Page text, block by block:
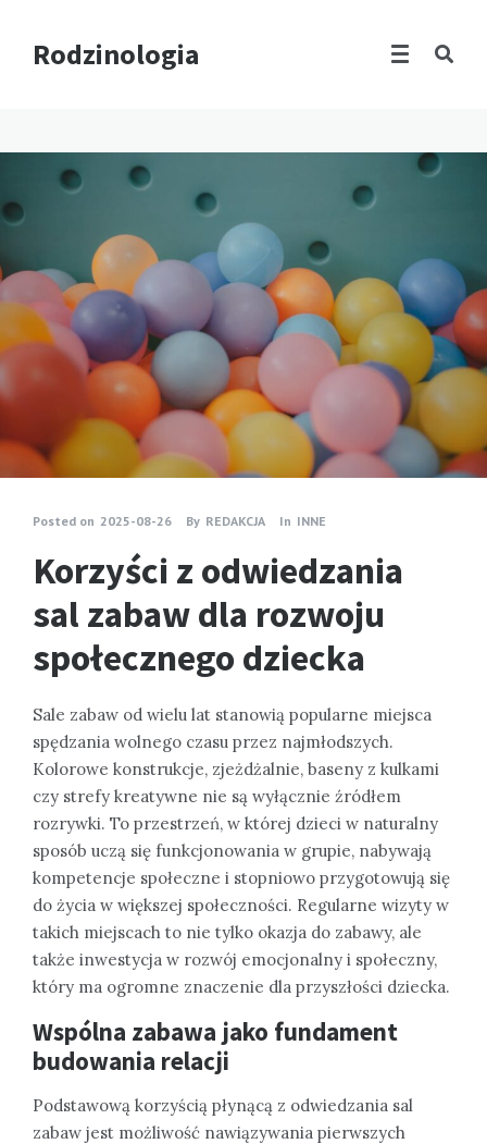
Rodzinologia
Posted on 2025-08-26 By REDAKCJA In INNE
Korzyści z odwiedzania
sal zabaw dla rozwoju
społecznego dziecka
Sale zabaw od wielu lat stanowią popularne miejsca
spędzania wolnego czasu przez najmłodszych.
Kolorowe konstrukcje, zjeżdżalnie, baseny z kulkami
czy strefy kreatywne nie są wyłącznie źródłem
rozrywki. To przestrzeń, w której dzieci w naturalny
sposób uczą się funkcjonowania w grupie, nabywają
kompetencje społeczne i stopniowo przygotowują się
do życia w większej społeczności. Regularne wizyty w
takich miejscach to nie tylko okazja do zabawy, ale
także inwestycja w rozwój emocjonalny i społeczny,
który ma ogromne znaczenie dla przyszłości dziecka.
Wspólna zabawa jako fundament
budowania relacji
Podstawową korzyścią płynącą z odwiedzania sal
zabaw jest możliwość nawiązywania pierwszych